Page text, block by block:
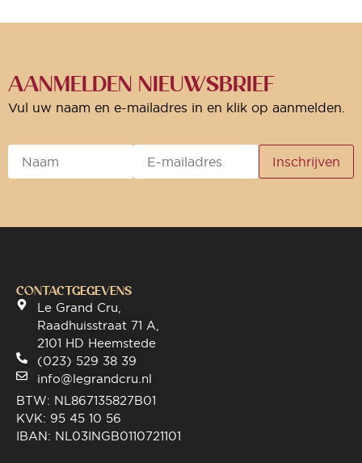
AANMELDEN NIEUWSBRIEF
Vul uw naam en e-mailadres in en klik op aanmelden.
CONTACTGEGEVENS
Le Grand Cru,
Raadhuisstraat 71 A,
2101 HD Heemstede
(023) 529 38 39
info@legrandcru.nl
BTW: NL867135827B01
KVK: 95 45 10 56
IBAN: NL03INGB0110721101